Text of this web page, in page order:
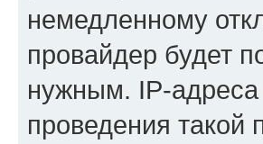
немедленному
провайдер будет
нужным. IP-
проведения такой